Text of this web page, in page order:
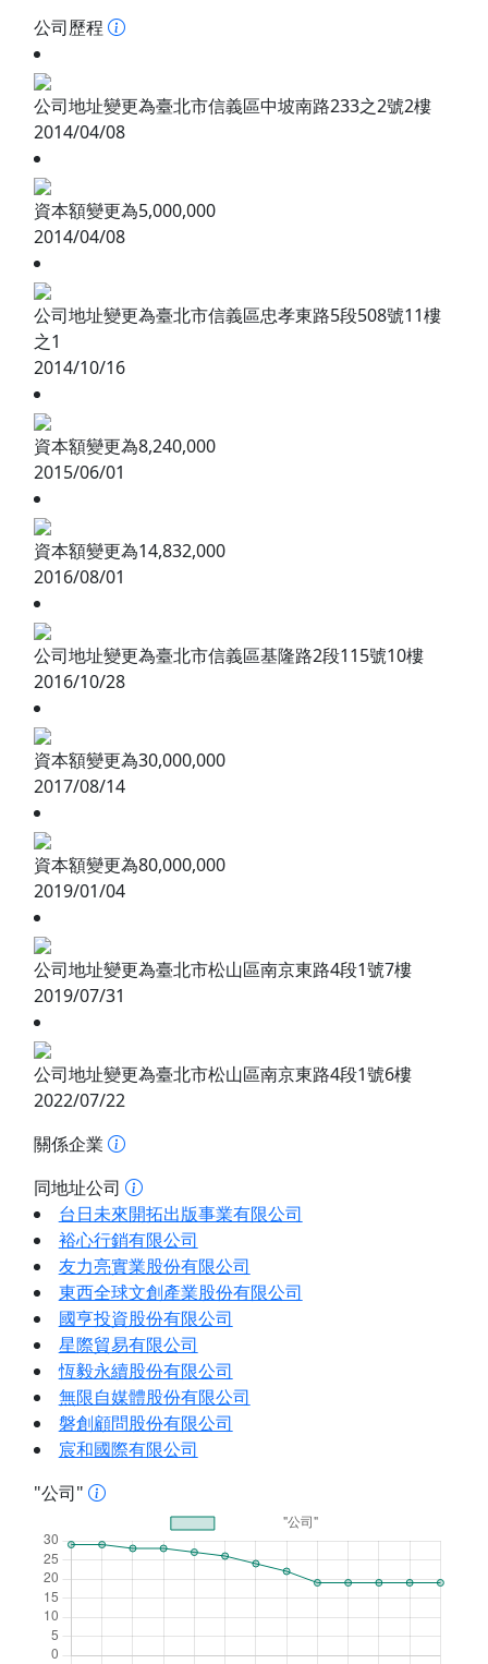
公司歷程
公司地址變更為臺北市信義區中坡南路233之2號2樓
2014/04/08
資本額變更為5,000,000
2014/04/08
公司地址變更為臺北市信義區忠孝東路5段508號11樓
之1
2014/10/16
資本額變更為8,240,000
2015/06/01
資本額變更為14,832,000
2016/08/01
公司地址變更為臺北市信義區基隆路2段115號10樓
2016/10/28
資本額變更為30,000,000
2017/08/14
資本額變更為80,000,000
2019/01/04
公司地址變更為臺北市松山區南京東路4段1號7樓
2019/07/31
公司地址變更為臺北市松山區南京東路4段1號6樓
2022/07/22
關係企業
同地址公司
台日未來開拓出版事業有限公司
裕心行銷有限公司
友力亮實業股份有限公司
東西全球文創產業股份有限公司
國亨投資股份有限公司
星際貿易有限公司
恆毅永續股份有限公司
無限自媒體股份有限公司
磐創顧問股份有限公司
宸和國際有限公司
"公司"